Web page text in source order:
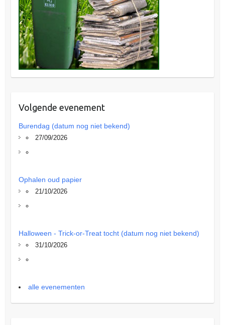
Volgende evenement
Burendag (datum nog niet bekend)
27/09/2026
Ophalen oud papier
21/10/2026
Halloween - Trick-or-Treat tocht (datum nog niet bekend)
31/10/2026
alle evenementen